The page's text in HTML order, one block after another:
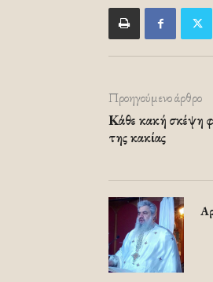
Προηγούμενο άρθρο
Κάθε κακή σκέψη
της κακίας